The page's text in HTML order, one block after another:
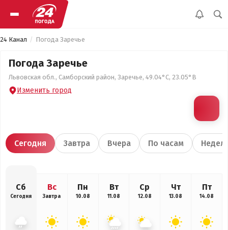
24 Канал Погода Заречье
Погода Заречье
Львовская обл., Самборский район, Заречье, 49.04°С, 23.05°В
Изменить город
Сегодня Завтра Вчера По часам
Сб
Сегодня
Вс
Завтра
Пн
10.08
Вт
11.08
Ср
12.08
Чт
13.08
Пт
14.08